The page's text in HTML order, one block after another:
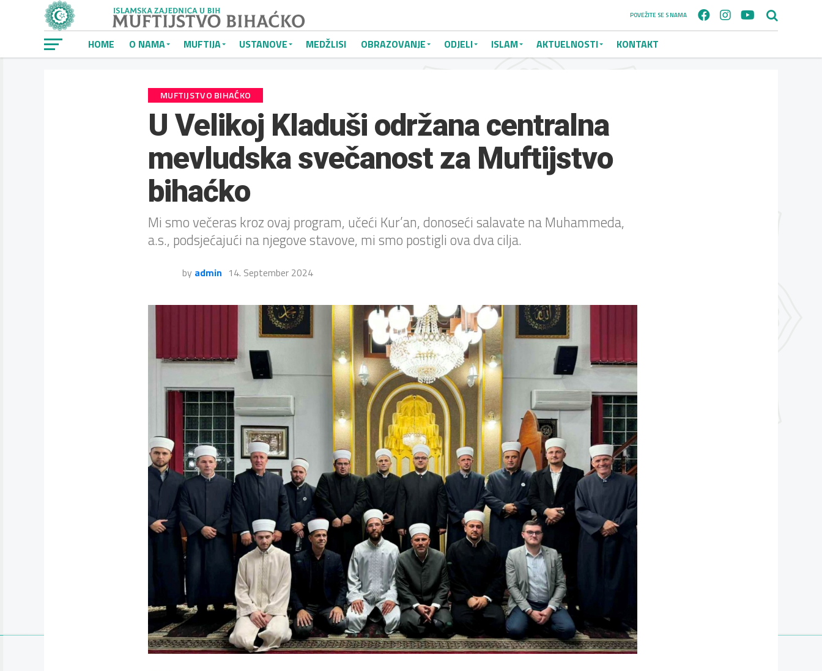
POVEŽITE SE S NAMA
HOME O NAMA MUFTIJA USTANOVE MEDŽLISI OBRAZOVANJE ODJELI ISLAM AKTUELNOSTI KONTAKT
MUFTIJSTVO BIHAĆKO
U Velikoj Kladuši održana centralna
mevludska svečanost za Muftijstvo
bihaćko
Mi smo večeras kroz ovaj program, učeći Kur’an, donoseći salavate na Muhammeda,
a.s., podsjećajući na njegove stavove, mi smo postigli ova dva cilja.
by admin 14. September 2024